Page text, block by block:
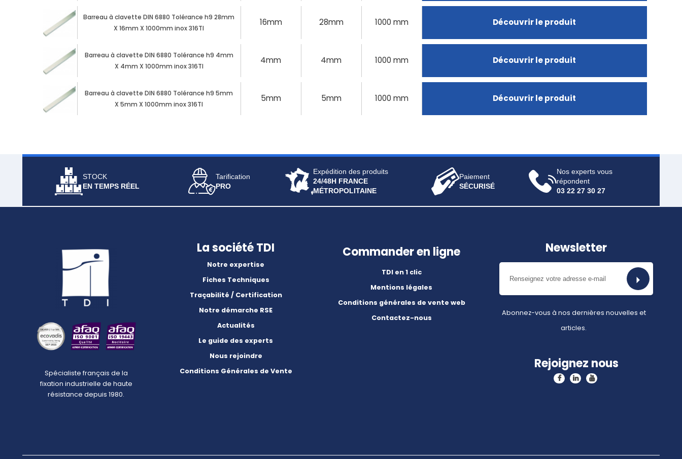
Barreau à clavette DIN 6880 Tolérance h9 28mm
X 16mm X 1000mm inox 316TI
16mm 28mm 1000 mm Découvrir le produit
Barreau à clavette DIN 6880 Tolérance h9 4mm
X 4mm X 1000mm inox 316TI
4mm 4mm 1000 mm Découvrir le produit
Barreau à clavette DIN 6880 Tolérance h9 5mm
X 5mm X 1000mm inox 316TI
5mm 5mm 1000 mm Découvrir le produit
STOCK
EN TEMPS RÉEL
Tarification
PRO
Expédition des produits
24/48H FRANCE
MÉTROPOLITAINE
Paiement
SÉCURISÉ
Nos experts vous
répondent
03 22 27 30 27
Spécialiste français de la
fixation industrielle de haute
résistance depuis 1980.
La société TDI
Notre expertise
Fiches Techniques
Traçabilité / Certification
Notre démarche RSE
Actualités
Le guide des experts
Nous rejoindre
Conditions Générales de Vente
Commander en ligne
TDI en 1 clic
Mentions légales
Conditions générales de vente web
Contactez-nous
Newsletter
Abonnez-vous à nos dernières nouvelles et
articles.
Rejoignez nous